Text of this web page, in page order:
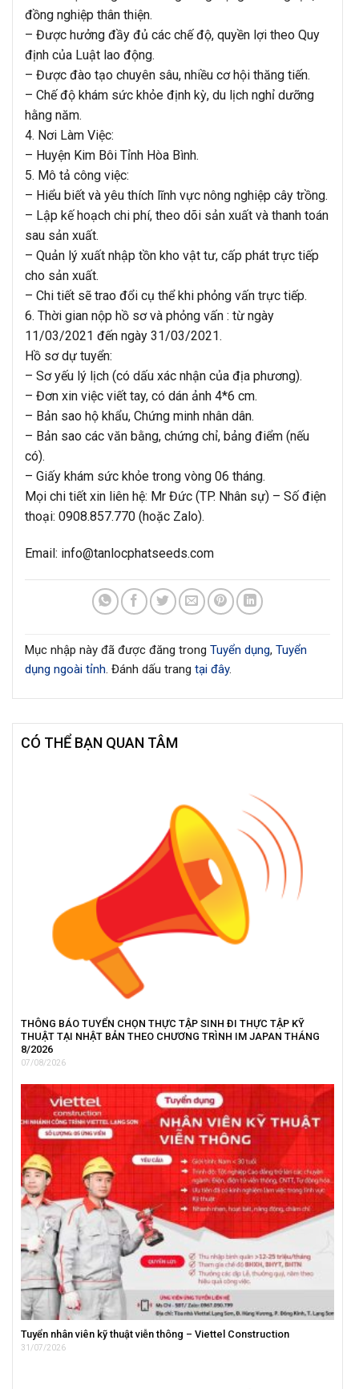
đồng nghiệp thân thiện.
– Được hưởng đầy đủ các chế độ, quyền lợi theo Quy
định của Luật lao động.
– Được đào tạo chuyên sâu, nhiều cơ hội thăng tiến.
– Chế độ khám sức khỏe định kỳ, du lịch nghỉ dưỡng
hằng năm.
4. Nơi Làm Việc:
– Huyện Kim Bôi Tỉnh Hòa Bình.
5. Mô tả công việc:
– Hiểu biết và yêu thích lĩnh vực nông nghiệp cây trồng.
– Lập kế hoạch chi phí, theo dõi sản xuất và thanh toán
sau sản xuất.
– Quản lý xuất nhập tồn kho vật tư, cấp phát trực tiếp
cho sản xuất.
– Chi tiết sẽ trao đổi cụ thể khi phỏng vấn trực tiếp.
6. Thời gian nộp hồ sơ và phỏng vấn : từ ngày
11/03/2021 đến ngày 31/03/2021.
Hồ sơ dự tuyển:
– Sơ yếu lý lịch (có dấu xác nhận của địa phương).
– Đơn xin việc viết tay, có dán ảnh 4*6 cm.
– Bản sao hộ khẩu, Chứng minh nhân dân.
– Bản sao các văn bằng, chứng chỉ, bảng điểm (nếu
có).
– Giấy khám sức khỏe trong vòng 06 tháng.
Mọi chi tiết xin liên hệ: Mr Đức (TP. Nhân sự) – Số điện
thoại: 0908.857.770 (hoặc Zalo).
Email: info@tanlocphatseeds.com
Mục nhập này đã được đăng trong Tuyển dụng, Tuyển
dụng ngoài tỉnh. Đánh dấu trang tại đây.
CÓ THỂ BẠN QUAN TÂM
THÔNG BÁO TUYỂN CHỌN THỰC TẬP SINH ĐI THỰC TẬP KỸ
THUẬT TẠI NHẬT BẢN THEO CHƯƠNG TRÌNH IM JAPAN THÁNG
8/2026
07/08/2026
Tuyển nhân viên kỹ thuật viễn thông – Viettel Construction
31/07/2026